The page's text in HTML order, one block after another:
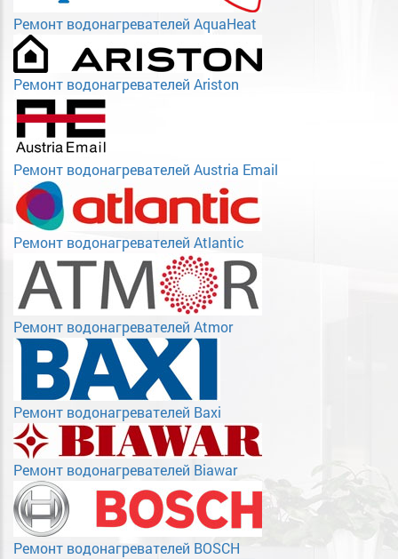
Ремонт водонагревателей AquaHeat
Ремонт водонагревателей Ariston
Ремонт водонагревателей Austria Email
Ремонт водонагревателей Atlantic
Ремонт водонагревателей Atmor
Ремонт водонагревателей Baxi
Ремонт водонагревателей Biawar
Ремонт водонагревателей BOSCH